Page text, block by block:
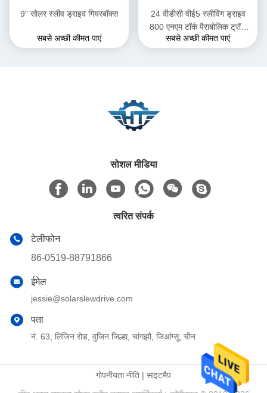
9" सोलर स्लीव ड्राइव गियरबॉक्स
सबसे अच्छी कीमत पाएं
24 वीडीसी वीई5 स्लीविंग ड्राइव
800 एनएम टॉर्क पैराबोलिक ट्रॉफ
अनुप्रयोगों में सोलर ट्रैकर सिस्टम के
सबसे अच्छी कीमत पाएं
सोशल मीडिया
त्वरित संपर्क
टेलीफोन
86-0519-88791866
ईमेल
jessie@solarslewdrive.com
पता
नं. 63, लिंजिन रोड, वुजिन जिल्हा, चांगझौ, जिआंग्सू, चीन
गोपनीयता नीति | साइटमैप